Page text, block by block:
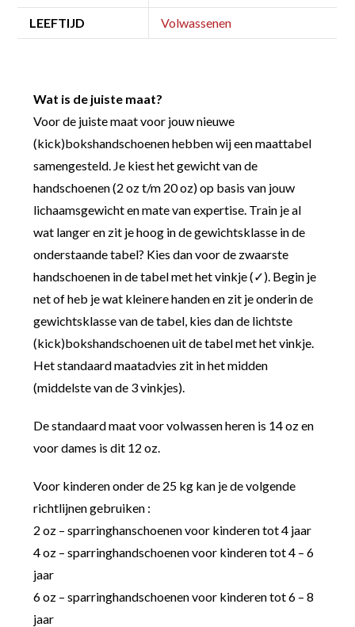
LEEFTIJD Volwassenen
Wat is de juiste maat?
Voor de juiste maat voor jouw nieuwe
(kick)bokshandschoenen hebben wij een maattabel
samengesteld. Je kiest het gewicht van de
handschoenen (2 oz t/m 20 oz) op basis van jouw
lichaamsgewicht en mate van expertise. Train je al
wat langer en zit je hoog in de gewichtsklasse in de
onderstaande tabel? Kies dan voor de zwaarste
handschoenen in de tabel met het vinkje (✓). Begin je
net of heb je wat kleinere handen en zit je onderin de
gewichtsklasse van de tabel, kies dan de lichtste
(kick)bokshandschoenen uit de tabel met het vinkje.
Het standaard maatadvies zit in het midden
(middelste van de 3 vinkjes).
De standaard maat voor volwassen heren is 14 oz en
voor dames is dit 12 oz.
Voor kinderen onder de 25 kg kan je de volgende
richtlijnen gebruiken :
2 oz – sparringhanschoenen voor kinderen tot 4 jaar
4 oz – sparringhandschoenen voor kinderen tot 4 – 6
jaar
6 oz – sparringhandschoenen voor kinderen tot 6 – 8
jaar